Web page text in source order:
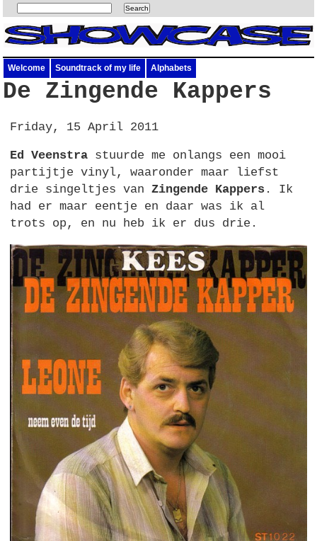
Welcome Soundtrack of my life Alphabets
De Zingende Kappers
Friday, 15 April 2011
Ed Veenstra stuurde me onlangs een mooi
partijtje vinyl, waaronder maar liefst
drie singeltjes vanZingende Kappers . Ik
had er maar eentje en daar was ik al
trots op, en nu heb ik er dus drie.